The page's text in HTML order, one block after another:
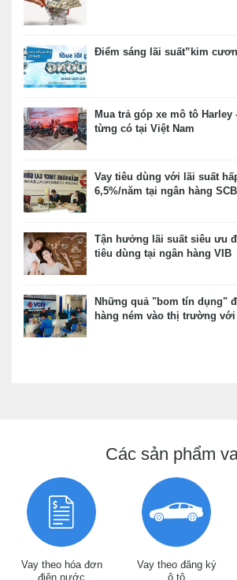
Điểm sáng lãi suất”kim
Mua trả góp xe mô tô Harley
từng có tại Việt Nam
Vay tiêu dùng với lãi suất
6,5%/năm tại ngân hàng SCB
Tận hưởng lãi suất siêu ưu
tiêu dùng tại ngân hàng VIB
Những quả "bom tín dụng"
hàng ném vào thị trường
Các sản phẩm
Vay theo hóa đơn
điện nước
Vay theo đăng ký
ô tô